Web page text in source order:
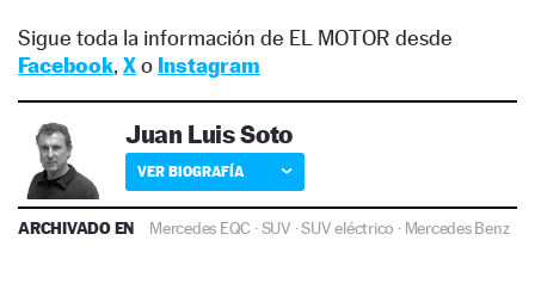
Sigue toda la información de EL MOTOR desde
Facebook, Xo Instagram
Juan Luis Soto
VER BIOGRAFÍA
ARCHIVADO EN Mercedes EQC ·SUV ·SUV eléctrico · Mercedes Benz